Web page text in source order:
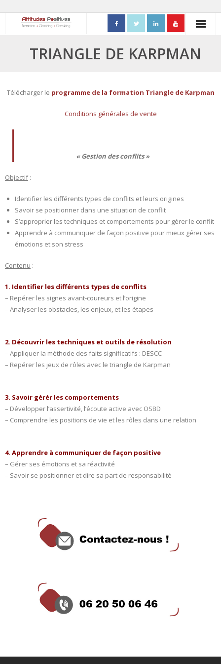
FORMATIONS
- Process Communication
- Ennéagramme
- Triangle de Karpman
- Quality Teams
- L'intelligence émotionnelle
COACHING et CONSULTING
- Coaching
- Consulting
CONTACT
TRIANGLE DE KARPMAN
Télécharger le programme de la formation Triangle de Karpman
Conditions générales de vente
« Gestion des conflits »
Objectif:
Identifier les différents types de conflits et leurs origines
Savoir se positionner dans une situation de conflit
S’approprier les techniques et comportements pour gérer le conflit
Apprendre à communiquer de façon positive pour mieux gérer ses
émotions et son stress
Contenu :
1. Identifier les différents types de conflits
– Repérer les signes avant-coureurs et l’origine
– Analyser les obstacles, les enjeux, et les étapes
2. Découvrir les techniques et outils de résolution
– Appliquer la méthode des faits significatifs : DESCC
– Repérer les jeux de rôles avec le triangle de Karpman
3. Savoir gérér les comportements
– Développer l’assertivité, l’écoute active avec OSBD
– Comprendre les positions de vie et les rôles dans une relation
4. Apprendre à communiquer de façon positive
– Gérer ses émotions et sa réactivité
– Savoir se positionner et dire sa part de responsabilité